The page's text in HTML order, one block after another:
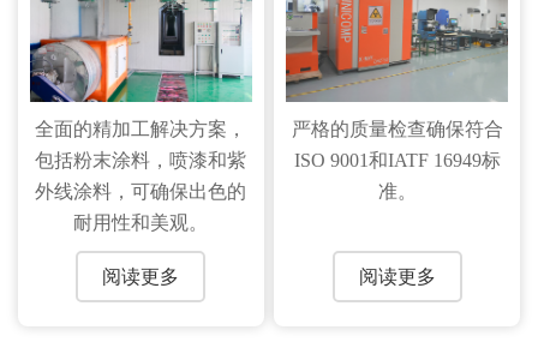
全面的精加工解决方案，
包括粉末涂料，喷漆和紫
外线涂料，可确保出色的
耐用性和美观。
阅读更多
严格的质量检查确保符合
ISO 9001和IATF 16949标
准。
阅读更多